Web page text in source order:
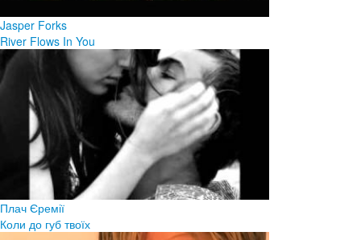
Jasper Forks
River Flows In You
Плач Єремії
Коли до губ твоїх